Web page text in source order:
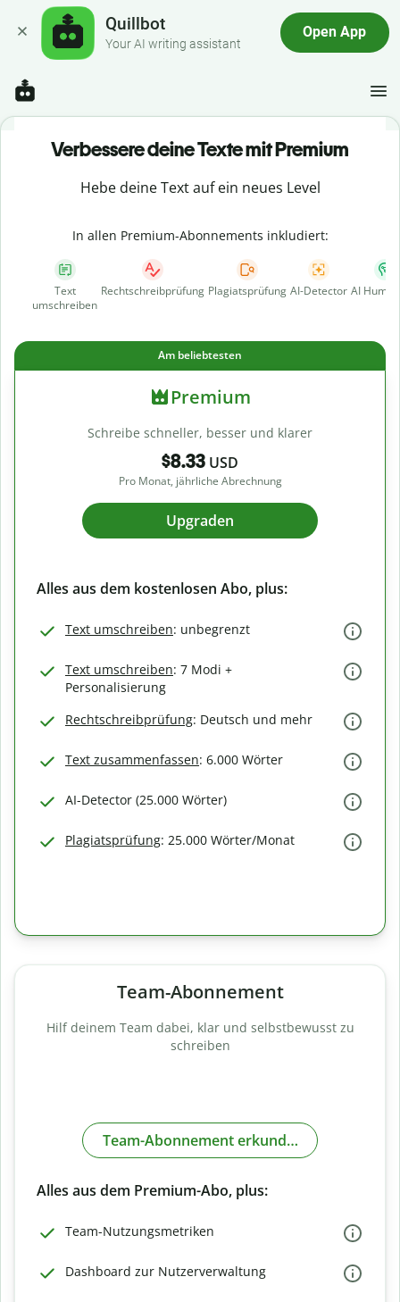
Quillbot
Your AI writing assistant
Open App
Verbessere deine Texte mit Premium
Hebe deine Text auf ein neues Level
In allen Premium-Abonnements inkludiert:
Text
umschreiben
Rechtschreibprüfung Plagiatsprüfung AI-Detector AI
Am beliebtesten
Premium
Schreibe schneller, besser und klarer
$8.33 USD
Pro Monat, jährliche Abrechnung
Upgraden
Alles aus dem kostenlosen Abo, plus:
Text umschreiben: unbegrenzt
Text umschreiben: 7 Modi +
Personalisierung
Rechtschreibprüfung: Deutsch und mehr
Text zusammenfassen: 6.000 Wörter
AI-Detector (25.000 Wörter)
Plagiatsprüfung: 25.000 Wörter/Monat
Team-Abonnement
Hilf deinem Team dabei, klar und selbstbewusst zu
schreiben
Team-Abonnement erkunden
Alles aus dem Premium-Abo, plus:
Team-Nutzungsmetriken
Dashboard zur Nutzerverwaltung